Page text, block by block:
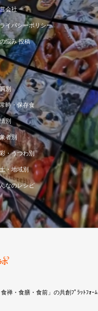
会社
イバシーポリシー
悩み 投稿
別
時・保存食
別
者別
・うつわ別
・地域別
なのレシピ
禅・食膳・食前」の共創ﾌﾟﾗｯﾄﾌｫｰﾑ